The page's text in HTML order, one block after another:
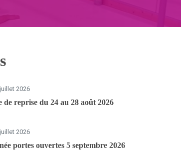
2026
de reprise du 24 au 28 août 2026
2026
portes ouvertes 5 septembre 2026